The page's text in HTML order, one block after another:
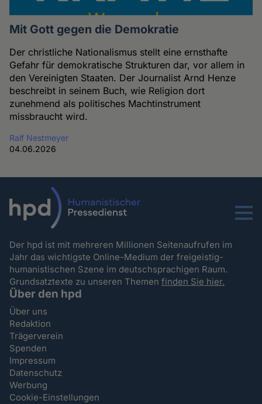
Mit Gott gegen die Demokratie
Der christliche Nationalismus stellt eine ernsthafte
Gefahr für demokratische Strukturen dar, vor allem in
den Vereinigten Staaten. Der Journalist Arnd Henze
beschreibt in seinem Buch, wie Religion dort
zunehmend als politisches Machtinstrument
missbraucht wird.
Ralf Nestmeyer
04.06.2026
Menu
Der hpd ist mit mehreren Millionen Seitenaufrufen im
Jahr das wichtigste Online-Medium der freigeistig-
humanistischen Szene im deutschsprachigen Raum.
Grundsatztexte zu unseren Themenfinden Sie hier.
Über den hpd
Über uns
Redaktion
Trägerverein
Spenden
Impressum
Datenschutz
Werbung
Cookie-Einstellungen